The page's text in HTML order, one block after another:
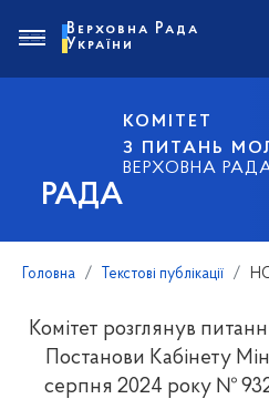
РАДА
КОМІТЕТ
З ПИТАНЬ
ВЕРХОВНА
Верховна Рада
України
Головна Текстові публікації
Комітет розглянув
Постанови Кабінету
серпня 2024 року № 932